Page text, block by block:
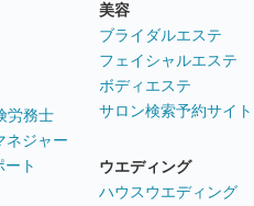
労務士
ネジャー
ート
美容
ブライダルエステ
フェイシャルエステ
ボディエステ
サロン検索予約サイト
ウエディング
ハウスウエディング